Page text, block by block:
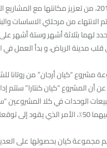
تمكنت كيان خلال العام 2016، من تعزيز
لهما بثلاثة أشهر وستة أشهر
مدينة الرياض، و بدأ العمل في
مشروع “كيان أرجان” من روتانا
المشروع “كيان كنتارا” ستتم
الوحدات في كلا المشروعين
2017.
مجموعة كيان بحصولها على